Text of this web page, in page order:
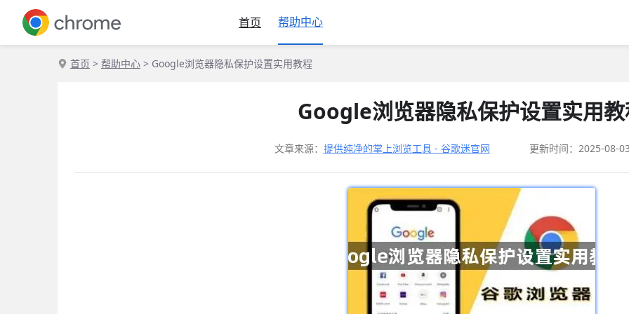
首页 帮助中心
首页 > 帮助中心 > Google浏览器隐私保护设置实用教程
Google浏览器隐私保护设置实用
文章来源： 提供纯净的掌上浏览工具 - 谷歌迷官网 更新时间：2025-08-